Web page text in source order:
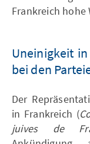
Frankreich hohe
Uneinigkeit
bei den
Der
in Frankreich (
juives de